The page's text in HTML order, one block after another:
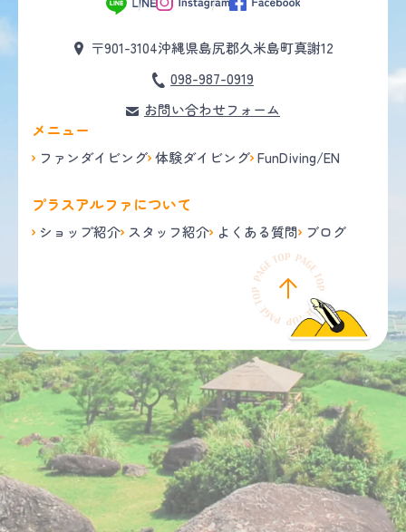
〒901-3104沖縄県島尻郡久米島町真謝12
098-987-0919
お問い合わせフォーム
メニュー
ファンダイビング 体験ダイビング FunDiving/EN
プラスアルファについて
ショップ紹介 スタッフ紹介 よくある質問 ブログ